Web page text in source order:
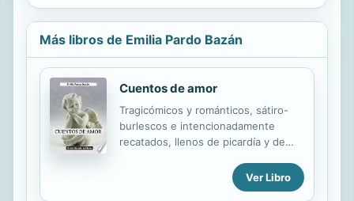
Más libros de Emilia Pardo Bazán
Cuentos de amor
Tragicómicos y románticos, sátiro-
burlescos e intencionadamente
recatados, llenos de picardía y de
de esperanza e inocencia, exhiben la
decadencia moral de una aristocracia
Ver Libro